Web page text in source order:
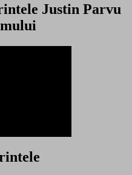
Justin Parvu